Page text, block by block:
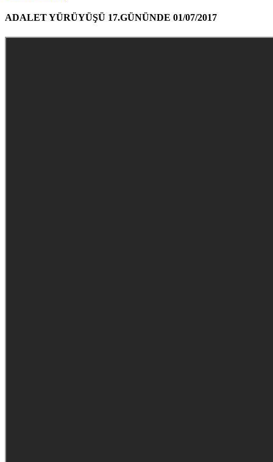
ADALET YÜRÜYÜŞÜ 17.GÜNÜNDE 01/07/2017